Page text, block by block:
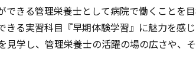
きる管理栄養士として病院で働くことを
る実習科目『早期体験学習』に魅力を感
学し、管理栄養士の活躍の場の広さや、